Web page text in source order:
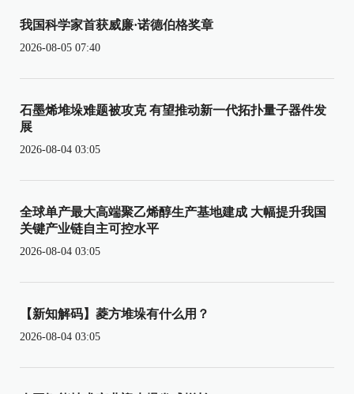
我国科学家首获威廉·诺德伯格奖章
2026-08-05 07:40
石墨烯堆垛难题被攻克 有望推动新一代拓扑量子器件发
展
2026-08-04 03:05
全球单产最大高端聚乙烯醇生产基地建成 大幅提升我国
关键产业链自主可控水平
2026-08-04 03:05
【新知解码】菱方堆垛有什么用？
2026-08-04 03:05